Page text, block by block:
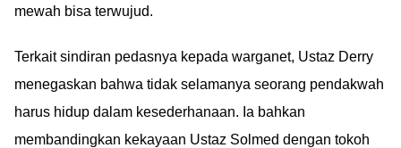
mewah bisa terwujud.
Terkait sindiran pedasnya kepada warganet, Ustaz Derry
menegaskan bahwa tidak selamanya seorang pendakwah
harus hidup dalam kesederhanaan. Ia bahkan
membandingkan kekayaan Ustaz Solmed dengan tokoh